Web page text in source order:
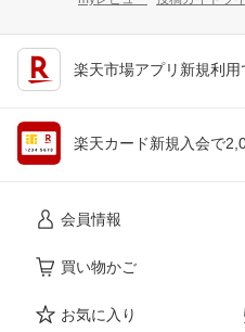
楽天市場アプリ新規利用
楽天カード新規入会で
会員情報
買い物かご
お気に入り